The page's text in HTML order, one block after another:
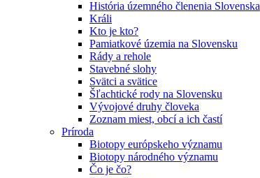
História územného členenia Slovenska
Králi
Kto je kto?
Pamiatkové územia na Slovensku
Rády a rehole
Stavebné slohy
Svätci a svätice
Šľachtické rody na Slovensku
Vývojové druhy človeka
Zoznam miest, obcí a ich častí
Príroda
Biotopy európskeho významu
Biotopy národného významu
Čo je čo?